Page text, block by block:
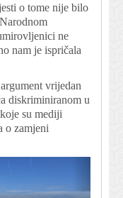
o tome nije bilo
ne
nam je ispričala
vrijedan
diskriminiranom u
su mediji
o zamjeni